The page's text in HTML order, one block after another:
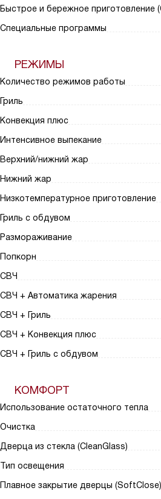
Быстрое и бережное приготовление
Специальные программы
РЕЖИМЫ
Количество режимов работы
Гриль
Конвекция плюс
Интенсивное выпекание
Верхний/нижний жар
Нижний жар
Низкотемпературное приготовление
Гриль с обдувом
Размораживание
Попкорн
СВЧ
СВЧ + Автоматика жарения
СВЧ + Гриль
СВЧ + Конвекция плюс
СВЧ + Гриль с обдувом
КОМФОРТ
Использование остаточного тепла
Очистка
Дверца из стекла (CleanGlass)
Тип освещения
Плавное закрытие дверцы (SoftClose)